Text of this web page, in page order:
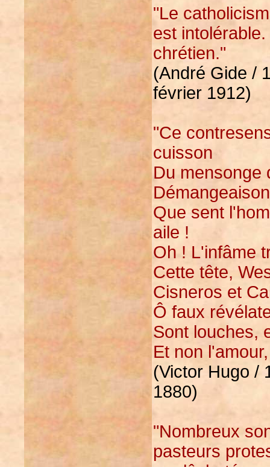
"Le
est
chrétien."
(André Gide /
février 1912)
"Ce
cuisson
Du mensonge
Que sent
aile !
Oh ! L'infâme
Cette tête,
Cisneros et
Ô faux
Sont louches,
Et non
(Victor Hugo /
1880)
"Nombreux
pasteurs